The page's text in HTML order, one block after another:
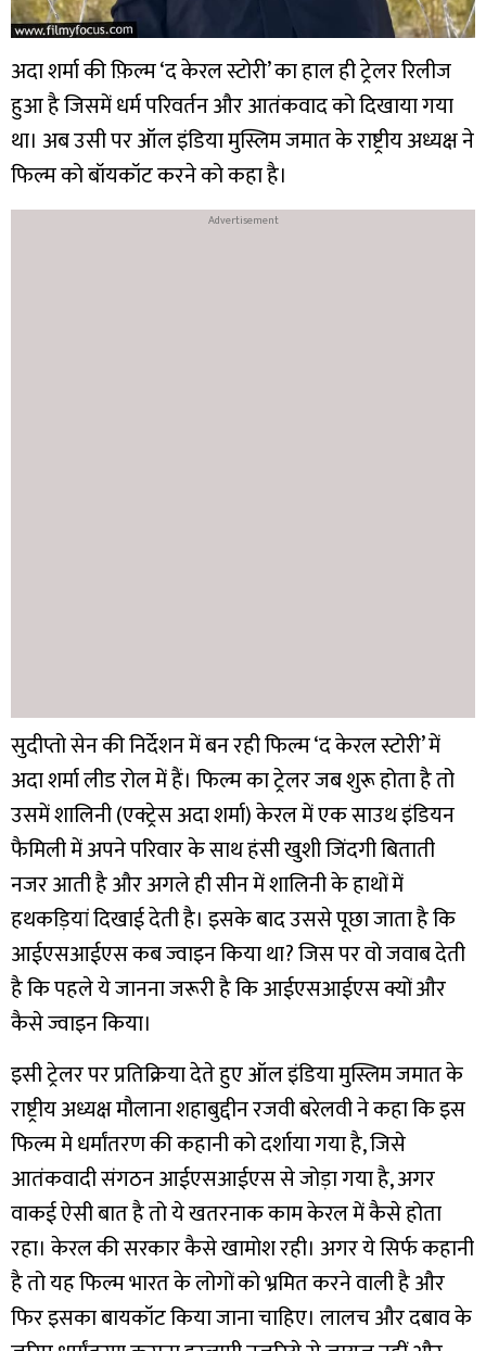
अदा शर्मा की फ़िल्म ‘द केरल स्टोरी’ का हाल ही ट्रेलर रिलीज
हुआ है जिसमें धर्म परिवर्तन और आतंकवाद को दिखाया गया
था। अब उसी पर ऑल इंडिया मुस्लिम जमात के राष्ट्रीय अध्यक्ष ने
फिल्म को बॉयकॉट करने को कहा है।
सुदीप्तो सेन की निर्देशन में बन रही फिल्म ‘द केरल स्टोरी’ में
अदा शर्मा लीड रोल में हैं। फिल्म का ट्रेलर जब शुरू होता है तो
उसमें शालिनी (एक्ट्रेस अदा शर्मा) केरल में एक साउथ इंडियन
फैमिली में अपने परिवार के साथ हंसी खुशी जिंदगी बिताती
नजर आती है और अगले ही सीन में शालिनी के हाथों में
हथकड़ियां दिखाई देती है। इसके बाद उससे पूछा जाता है कि
आईएसआईएस कब ज्वाइन किया था? जिस पर वो जवाब देती
है कि पहले ये जानना जरूरी है कि आईएसआईएस क्यों और
कैसे ज्वाइन किया।
इसी ट्रेलर पर प्रतिक्रिया देते हुए ऑल इंडिया मुस्लिम जमात के
राष्ट्रीय अध्यक्ष मौलाना शहाबुद्दीन रजवी बरेलवी ने कहा कि इस
फिल्म मे धर्मांतरण की कहानी को दर्शाया गया है, जिसे
आतंकवादी संगठन आईएसआईएस से जोड़ा गया है, अगर
वाकई ऐसी बात है तो ये खतरनाक काम केरल में कैसे होता
रहा। केरल की सरकार कैसे खामोश रही। अगर ये सिर्फ कहानी
है तो यह फिल्म भारत के लोगों को भ्रमित करने वाली है और
फिर इसका बायकॉट किया जाना चाहिए। लालच और दबाव के